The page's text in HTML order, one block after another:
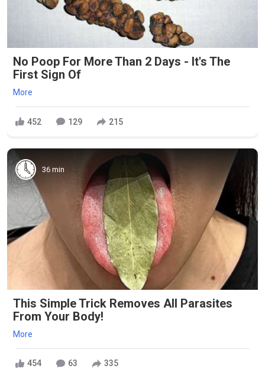
No Poop For More Than 2 Days - It's The
First Sign Of
More
452 129 215
36 min
This Simple Trick Removes All Parasites
From Your Body!
More
454 63 335